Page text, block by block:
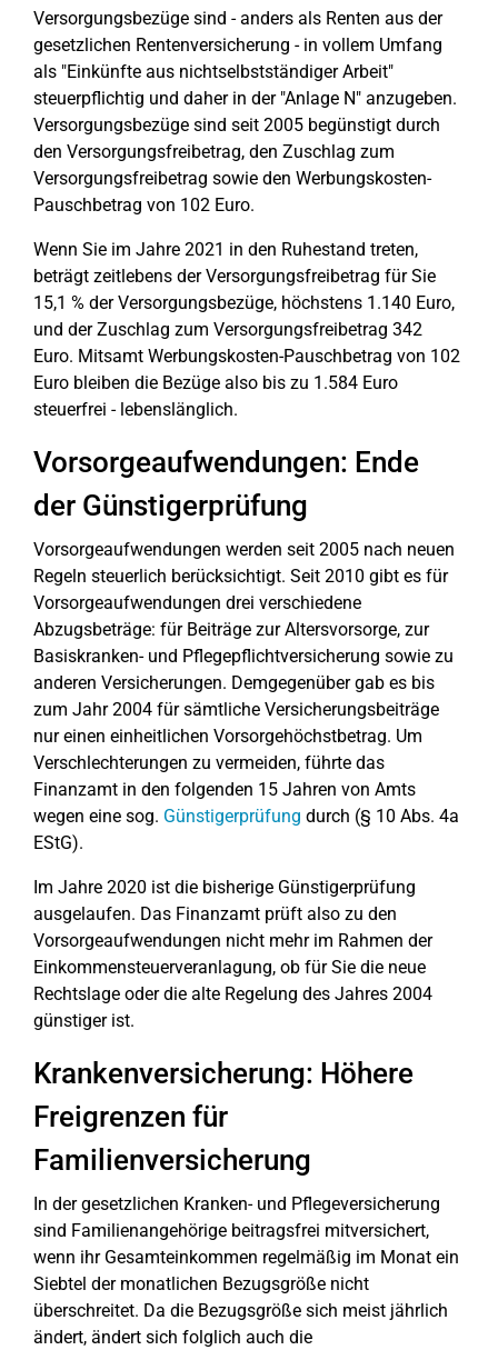
Versorgungsbezüge sind - anders als Renten aus der
gesetzlichen Rentenversicherung - in vollem Umfang
als "Einkünfte aus nichtselbstständiger Arbeit"
steuerpflichtig und daher in der "Anlage N" anzugeben.
Versorgungsbezüge sind seit 2005 begünstigt durch
den Versorgungsfreibetrag, den Zuschlag zum
Versorgungsfreibetrag sowie den Werbungskosten-
Pauschbetrag von 102 Euro.
Wenn Sie im Jahre 2021 in den Ruhestand treten,
beträgt zeitlebens der Versorgungsfreibetrag für Sie
15,1 % der Versorgungsbezüge, höchstens 1.140 Euro,
und der Zuschlag zum Versorgungsfreibetrag 342
Euro. Mitsamt Werbungskosten-Pauschbetrag von 102
Euro bleiben die Bezüge also bis zu 1.584 Euro
steuerfrei - lebenslänglich.
Vorsorgeaufwendungen: Ende
der Günstigerprüfung
Vorsorgeaufwendungen werden seit 2005 nach neuen
Regeln steuerlich berücksichtigt. Seit 2010 gibt es für
Vorsorgeaufwendungen drei verschiedene
Abzugsbeträge: für Beiträge zur Altersvorsorge, zur
Basiskranken- und Pflegepflichtversicherung sowie zu
anderen Versicherungen. Demgegenüber gab es bis
zum Jahr 2004 für sämtliche Versicherungsbeiträge
nur einen einheitlichen Vorsorgehöchstbetrag. Um
Verschlechterungen zu vermeiden, führte das
Finanzamt in den folgenden 15 Jahren von Amts
wegen eine sog. Günstigerprüfung durch (§ 10 Abs. 4a
EStG).
Im Jahre 2020 ist die bisherige Günstigerprüfung
ausgelaufen. Das Finanzamt prüft also zu den
Vorsorgeaufwendungen nicht mehr im Rahmen der
Einkommensteuerveranlagung, ob für Sie die neue
Rechtslage oder die alte Regelung des Jahres 2004
günstiger ist.
Krankenversicherung: Höhere
Freigrenzen für
Familienversicherung
In der gesetzlichen Kranken- und Pflegeversicherung
sind Familienangehörige beitragsfrei mitversichert,
wenn ihr Gesamteinkommen regelmäßig im Monat ein
Siebtel der monatlichen Bezugsgröße nicht
überschreitet. Da die Bezugsgröße sich meist jährlich
ändert, ändert sich folglich auch die